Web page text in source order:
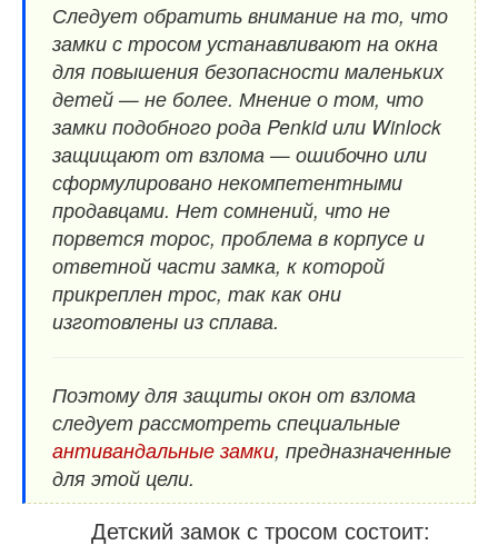
Следует обратить внимание на то, что
замки с тросом устанавливают на окна
для повышения безопасности маленьких
детей — не более. Мнение о том, что
замки подобного рода Penkid или Winlock
защищают от взлома — ошибочно или
сформулировано некомпетентными
продавцами. Нет сомнений, что не
порвется торос, проблема в корпусе и
ответной части замка, к которой
прикреплен трос, так как они
изготовлены из сплава.
Поэтому для защиты окон от взлома
следует рассмотреть специальные
антивандальные замки, предназначенные
для этой цели.
Детский замок с тросом состоит: